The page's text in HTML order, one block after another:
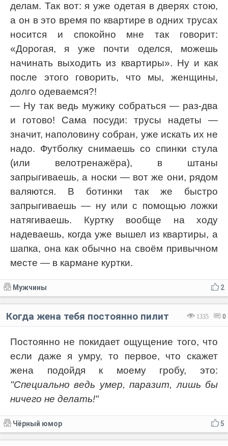
делам. Так вот: я уже одетая в дверях стою,
а он в это время по квартире в одних трусах
носится и спокойно мне так говорит:
«Дорогая, я уже почти оделся, можешь
начинать выходить из квартиры». Ну и как
после этого говорить, что мы, женщины,
долго одеваемся?!
— Ну так ведь мужику собраться — раз-два
и готово! Сама посуди: трусы надеты —
значит, наполовину собран, уже искать их не
надо. Футболку снимаешь со спинки стула
(или велотренажёра), в штаны
запрыгиваешь, а носки — вот же они, рядом
валяются. В ботинки так же быстро
запрыгиваешь — ну или с помощью ложки
натягиваешь. Куртку вообще на ходу
надеваешь, когда уже вышел из квартиры, а
шапка, она как обычно на своём привычном
месте — в кармане куртки.
2
Мужчины
1335 0
Когда жена тебя постоянно пилит
Постоянно не покидает ощущение того, что
если даже я умру, то первое, что скажет
жена подойдя к моему гробу, это:
"Специально ведь умер, паразит, лишь бы
ничего не делать!"
5
Чёрный юмор